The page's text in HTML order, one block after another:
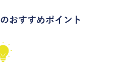
のおすすめポイント